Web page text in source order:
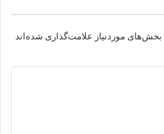
بخش‌های موردنیاز علامت‌گذاری شده‌اند